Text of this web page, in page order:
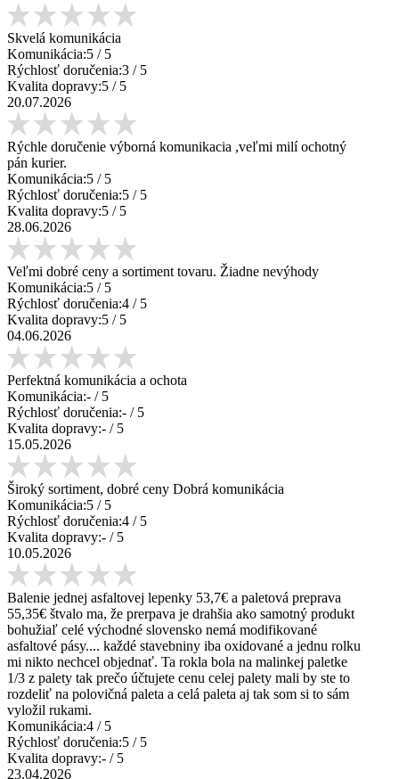
Skvelá komunikácia
Komunikácia:5 / 5
Rýchlosť doručenia:3 / 5
Kvalita dopravy:5 / 5
20.07.2026
Rýchle doručenie výborná komunikacia ,veľmi milí ochotný
pán kurier.
Komunikácia:5 / 5
Rýchlosť doručenia:5 / 5
Kvalita dopravy:5 / 5
28.06.2026
Veľmi dobré ceny a sortiment tovaru. Žiadne nevýhody
Komunikácia:5 / 5
Rýchlosť doručenia:4 / 5
Kvalita dopravy:5 / 5
04.06.2026
Perfektná komunikácia a ochota
Komunikácia:- / 5
Rýchlosť doručenia:- / 5
Kvalita dopravy:- / 5
15.05.2026
Široký sortiment, dobré ceny Dobrá komunikácia
Komunikácia:5 / 5
Rýchlosť doručenia:4 / 5
Kvalita dopravy:- / 5
10.05.2026
Balenie jednej asfaltovej lepenky 53,7€ a paletová preprava
55,35€ štvalo ma, že prerpava je drahšia ako samotný produkt
bohužiaľ celé východné slovensko nemá modifikované
asfaltové pásy.... každé stavebniny iba oxidované a jednu rolku
mi nikto nechcel objednať. Ta rokla bola na malinkej paletke
1/3 z palety tak prečo účtujete cenu celej palety mali by ste to
rozdeliť na polovičná paleta a celá paleta aj tak som si to sám
vyložil rukami.
Komunikácia:4 / 5
Rýchlosť doručenia:5 / 5
Kvalita dopravy:- / 5
23.04.2026